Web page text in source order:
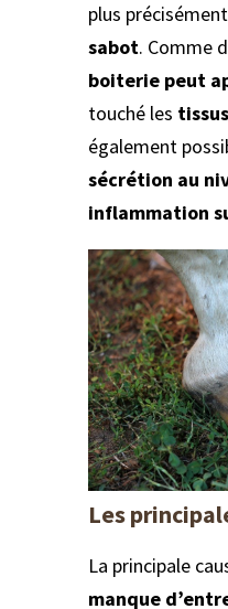
plus
sabot. Comme
boiterie peut
touché les
également
sécrétion au
inflammation
Les
La principale
manque